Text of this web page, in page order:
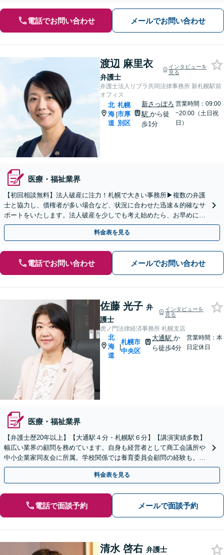
電話でお問い合わせ メールでお問い合わせ
渡辺 麻里衣
弁護士
インタビューを
見る
弁護士法人リブラ共同法律事務所 新札幌駅前
オフィス
北
海
道
|
札幌
市厚
別区
新さっぽろ
駅から徒
歩1分
営業時間：09:00
~20:00（土日祝
日）
医療・福祉業界
【初回相談無料】法人破産に注力！札幌で大きい事務所▶︎複数の弁護
士と協力し、債権者が多い場合など、状況に合わせた迅速＆的確なサ
ポートをいたします。法人破産を少しでも考え始めたら、お早めに
【面談】をご予約ください【休日・夜間相談可】
料金表を見る
電話でお問い合わせ メールでお問い合わせ
佐藤 光子 弁
護士
インタビューを
見る
虎ノ門法律経済事務所 札幌支店
北
海
道
|
札幌市
中央区
大通駅 か
ら徒歩4分
営業時間：本
日定休日
医療・福祉業界
【弁護士歴20年以上】【大通駅４分・札幌駅６分】【講演実績多数】
幅広い業界の顧問を務めています。自身も経営者として商工会議所や
中小企業家同友会に所属。学校関係では養育委員会顧問の経験も。契
約書、コンプライアンス、トラブル対応など幅広く対応。
料金表を見る
電話で面談予約 メールで面談予約
清水 啓右 弁護士